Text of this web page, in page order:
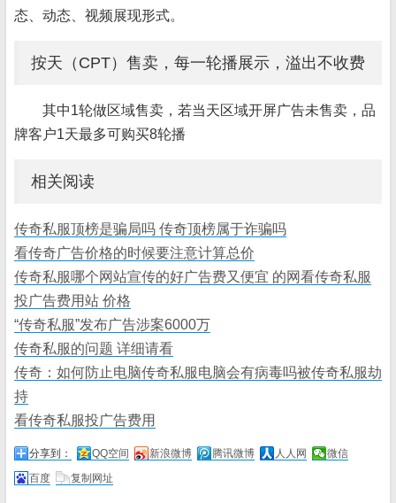
态、动态、视频展现形式。
按天（CPT）售卖，每一轮播展示，溢出不收费
其中1轮做区域售卖，若当天区域开屏广告未售卖，品
牌客户1天最多可购买8轮播
相关阅读
传奇私服顶榜是骗局吗 传奇顶榜属于诈骗吗
看传奇广告价格的时候要注意计算总价
传奇私服哪个网站宣传的好广告费又便宜 的网看传奇私服
投广告费用站 价格
“传奇私服”发布广告涉案6000万
传奇私服的问题 详细请看
传奇：如何防止电脑传奇私服电脑会有病毒吗被传奇私服劫
持
看传奇私服投广告费用
分享到： QQ空间 新浪微博 腾讯微博 人人网
微信
百度
复制网址